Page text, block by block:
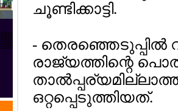
ചൂണ്ടിക്കാട്ടി.
- തെരഞ്ഞെടുപ്പില്‍
രാജ്യത്തിന്റെ
ഒറ്റപ്പെടുത്തിയത്.